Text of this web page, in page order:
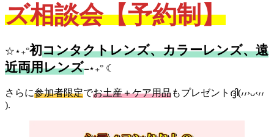
ズ相談会【予約制】
☆⋆₊°初コンタクトレンズ、カラーレンズ、遠
近両用レンズ𓐄⋆₊° ☾
さらに参加者限定でお土産＋ケア用品もプレゼントദ്ദി(៸៸›ᴗ‹៸៸
).